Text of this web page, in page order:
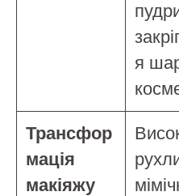
я
Трансфор
мація
макіяжу